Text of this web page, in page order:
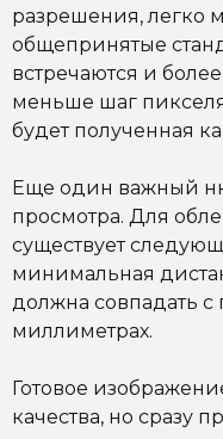
разрешения, легко
общепринятые
встречаются и
меньше шаг
будет полученная
Еще один важный
просмотра. Для
существует
минимальная
должна совпадать
миллиметрах.
Готовое
качества, но сразу